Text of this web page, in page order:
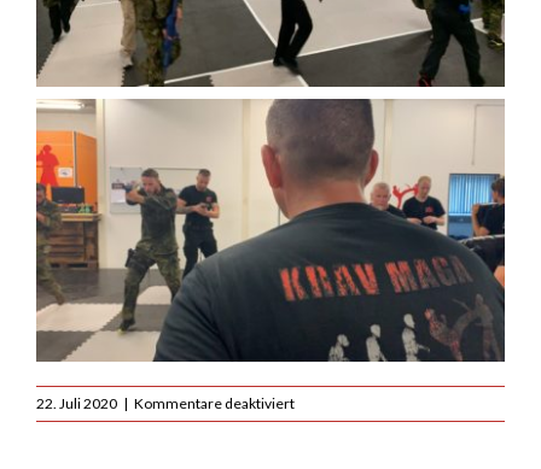
22. Juli 2020 | Kommentare deaktiviertfür
MIC